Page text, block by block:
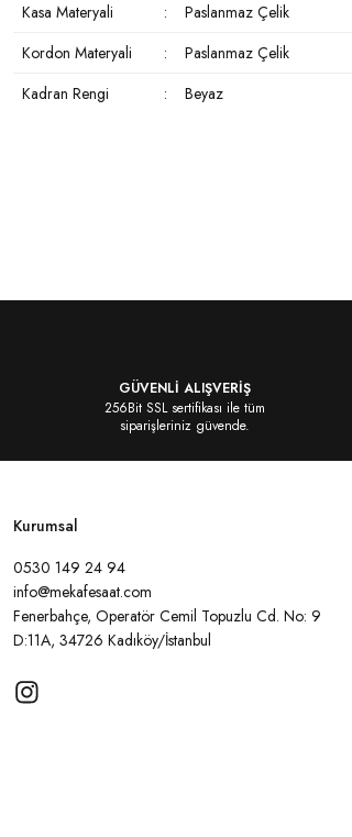
Kasa Materyali
:
Paslanmaz Çelik
Kordon Materyali
:
Paslanmaz Çelik
Kadran Rengi
: Beyaz
Ürün resmi kalitesiz, bozuk veya görüntülenemiyor.
Ürün fiyatı diğer sitelerden daha pahalı.
Bu ürüne benzer farklı alternatifler olmalı.
GÜVENLİ ALIŞVERİŞ
256Bit SSL sertifikası ile tüm
siparişleriniz güvende.
Kurumsal
0530 149 24 94
info@mekafesaat.com
Fenerbahçe, Operatör Cemil Topuzlu Cd. No: 9
D:11A, 34726 Kadıköy/İstanbul